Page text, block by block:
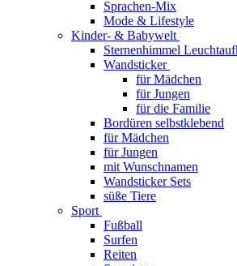
Sprachen-Mix
Mode & Lifestyle
Kinder- & Babywelt
Sternenhimmel
Wandsticker
für Mädchen
für Jungen
für die Familie
Bordüren selbstklebend
für Mädchen
für Jungen
mit Wunschnamen
Wandsticker Sets
süße Tiere
Sport
Fußball
Surfen
Reiten